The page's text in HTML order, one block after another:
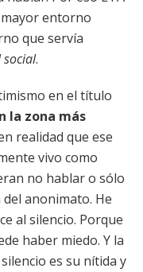
entorno
que servía
.
en el título
la zona más
realidad que ese
vivo como
no hablar o sólo
anonimato. He
al silencio. Porque
haber miedo. Y la
es su nítida y